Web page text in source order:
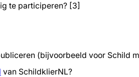
te participeren? [3]
(bijvoorbeeld voor Schild
van SchildklierNL?